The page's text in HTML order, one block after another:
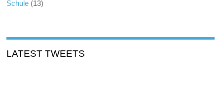
Schule (13)
LATEST TWEETS